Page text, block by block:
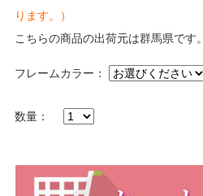
ります。）
こちらの商品の出荷元は群馬県です。
フレームカラー：
数量：